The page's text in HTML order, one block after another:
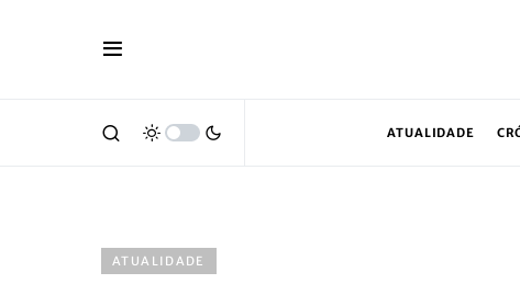
ATUALIDADE
ATUALIDADE